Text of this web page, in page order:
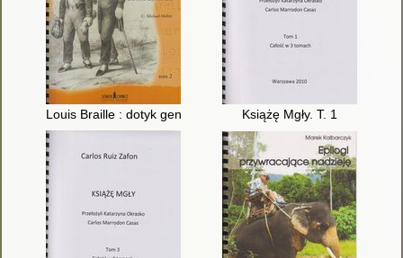
Louis Braille : dotyk geniuszu. T. 2 Książę Mgły. T. 1